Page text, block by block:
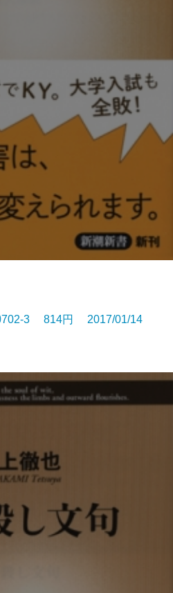
3 814円 2017/01/14